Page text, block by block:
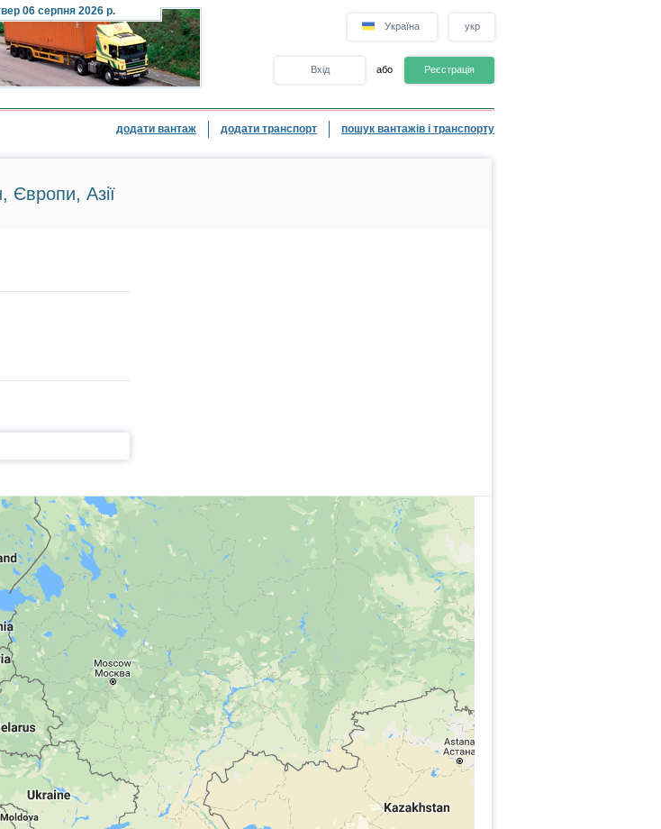
06 серпня 2026 р.
Україна укр
Вхід або Реєстрація
додати вантаж додати транспорт пошук вантажів і транспорту
Європи, Азії